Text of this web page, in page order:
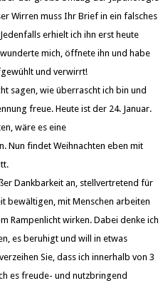
Wirren muss Ihr Brief in ein falsches
erhielt ich ihn erst heute
mich, öffnete ihn und habe
und verwirrt!
sagen, wie überrascht ich bin und
freue. Heute ist der 24. Januar.
wäre es eine
Nun findet Weihnachten eben mit
Dankbarkeit an, stellvertretend für
bewältigen, mit Menschen arbeiten
Rampenlicht wirken. Dabei denke ich
es beruhigt und will in etwas
Sie, dass ich innerhalb von 3
es freude- und nutzbringend